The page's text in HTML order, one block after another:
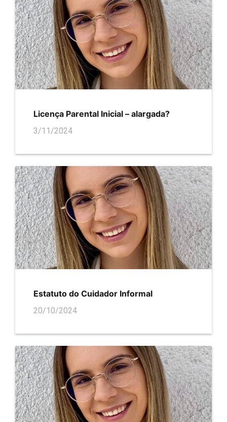
Licença Parental Inicial – alargada?
3/11/2024
Estatuto do Cuidador Informal
20/10/2024